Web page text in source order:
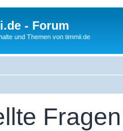
- Forum
und Themen von timmii.de
Fragen